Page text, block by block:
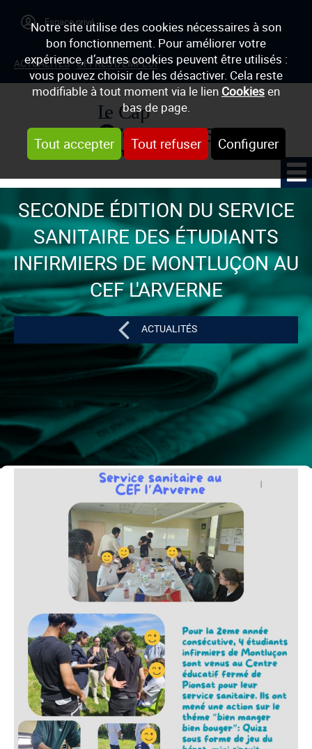
Notre site utilise des cookies nécessaires à son
bon fonctionnement. Pour améliorer votre
expérience, d’autres cookies peuvent être utilisés :
vous pouvez choisir de les désactiver. Cela reste
modifiable à tout moment via le lien Cookiesen
bas de page.
Tout accepter Tout refuser Configurer
ACTUALITÉS OFFRES D'EMPLOI
SECONDE ÉDITION DU SERVICE
SANITAIRE DES ÉTUDIANTS
INFIRMIERS DE MONTLUÇON AU
CEF L'ARVERNE
ACTUALITÉS